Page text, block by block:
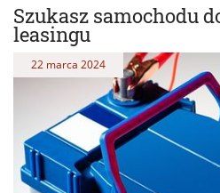
Szukasz samochodu
leasingu
22 marca 2024